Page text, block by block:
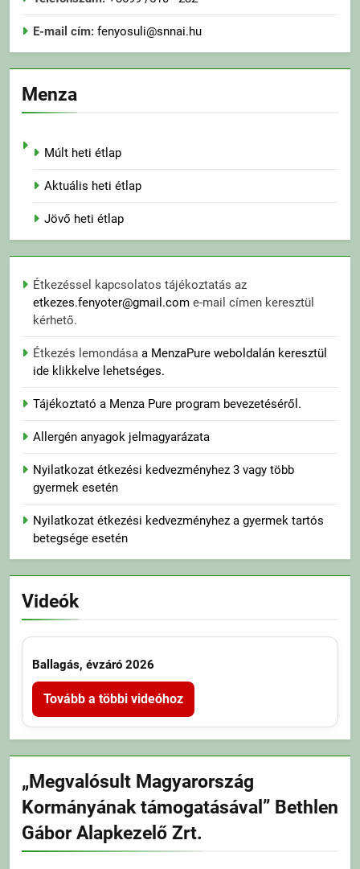
E-mail cím: fenyosuli@snnai.hu
Menza
Múlt heti étlap
Aktuális heti étlap
Jövő heti étlap
Étkezéssel kapcsolatos tájékoztatás az
etkezes.fenyoter@gmail.com e-mail címen keresztül
kérhető.
Étkezés lemondása a MenzaPure weboldalán keresztül
ide klikkelve lehetséges.
Tájékoztató a Menza Pure program bevezetéséről.
Allergén anyagok jelmagyarázata
Nyilatkozat étkezési kedvezményhez 3 vagy több
gyermek esetén
Nyilatkozat étkezési kedvezményhez a gyermek tartós
betegsége esetén
Videók
Ballagás, évzáró 2026
Tovább a többi videóhoz
„Megvalósult Magyarország
Kormányának támogatásával” Bethlen
Gábor Alapkezelő Zrt.